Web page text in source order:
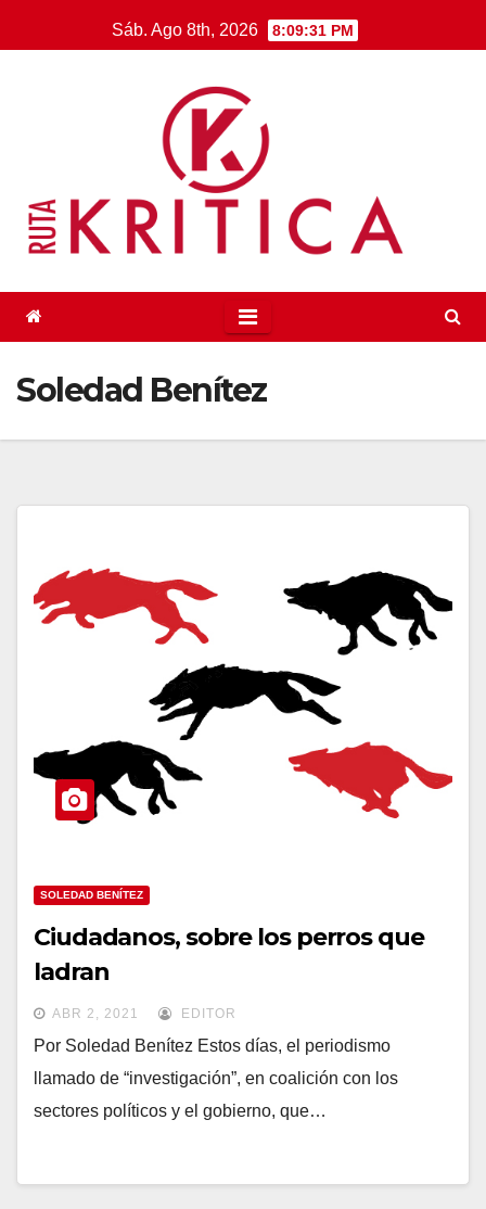
al
Sáb. Ago 8th, 2026 8:09:32 PM
Soledad Benítez
SOLEDAD BENÍTEZ
Ciudadanos, sobre los perros que
ladran
ABR 2, 2021 EDITOR
Por Soledad Benítez Estos días, el periodismo
llamado de “investigación”, en coalición con los
sectores políticos y el gobierno, que…